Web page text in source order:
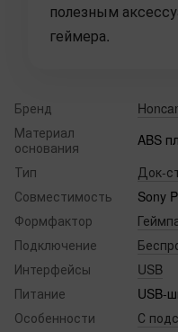
полезным
геймера.
Бренд
Материал
основания
ABS
Тип
Док-
Совместимость
Sony
Формфактор
Подключение
Интерфейсы
USB
Питание
USB-
Особенности
С